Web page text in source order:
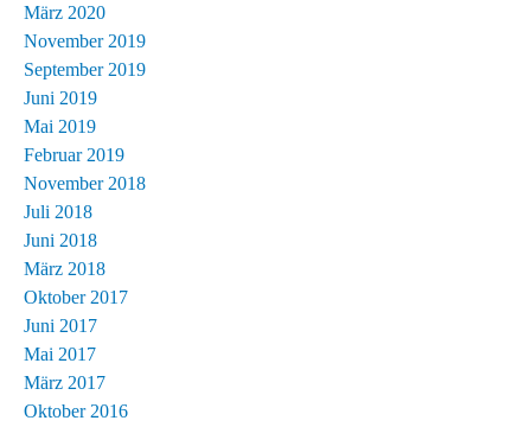
März 2020
November 2019
September 2019
Juni 2019
Mai 2019
Februar 2019
November 2018
Juli 2018
Juni 2018
März 2018
Oktober 2017
Juni 2017
Mai 2017
März 2017
Oktober 2016